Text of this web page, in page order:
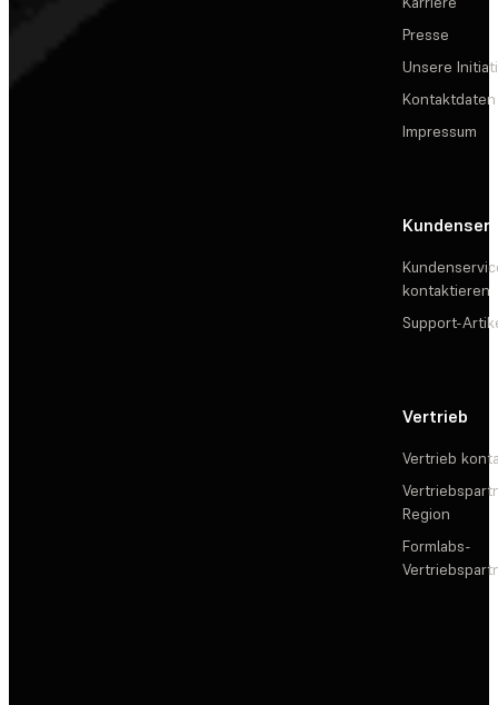
Presse
Unsere
Kontaktdaten
Impressum
kontaktieren
Support-
Vertrieb
Vertrieb
Region
Formlabs-